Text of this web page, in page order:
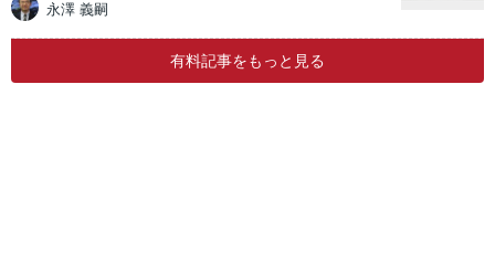
永澤 義嗣
有料記事をもっと見る